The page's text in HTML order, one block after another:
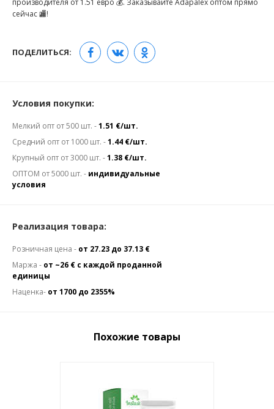
производителя от 1.51 евро 💰. Заказывайте Adapalex оптом прямо
сейчас 🏬!
ПОДЕЛИТЬСЯ:
Условия покупки:
Мелкий опт от 500 шт. -1.51 €/шт.
Средний опт от 1000 шт. -1.44 €/шт.
Крупный опт от 3000 шт. -1.38 €/шт.
ОПТОМ от 5000 шт. - индивидуальные
условия
Реализация товара:
Розничная цена - от 27.23 до 37.13 €
Маржа - от ~26 € с каждой проданной
единицы
Наценка- от 1700 до 2355%
Похожие товары